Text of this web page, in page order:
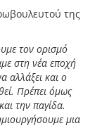
της
τον ορισμό
στη νέα εποχή
αλλάξει και ο
Πρέπει όμως
την παγίδα.
μια